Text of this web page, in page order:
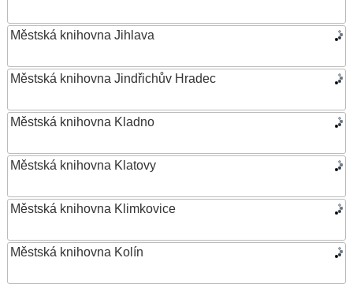
Městská knihovna Jihlava
Městská knihovna Jindřichův Hradec
Městská knihovna Kladno
Městská knihovna Klatovy
Městská knihovna Klimkovice
Městská knihovna Kolín